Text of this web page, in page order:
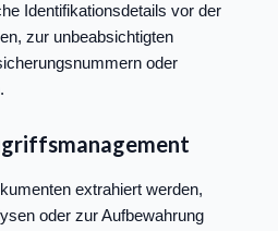
Identifikationsdetails vor der
zur unbeabsichtigten
oder
extrahiert werden,
oder zur Aufbewahrung